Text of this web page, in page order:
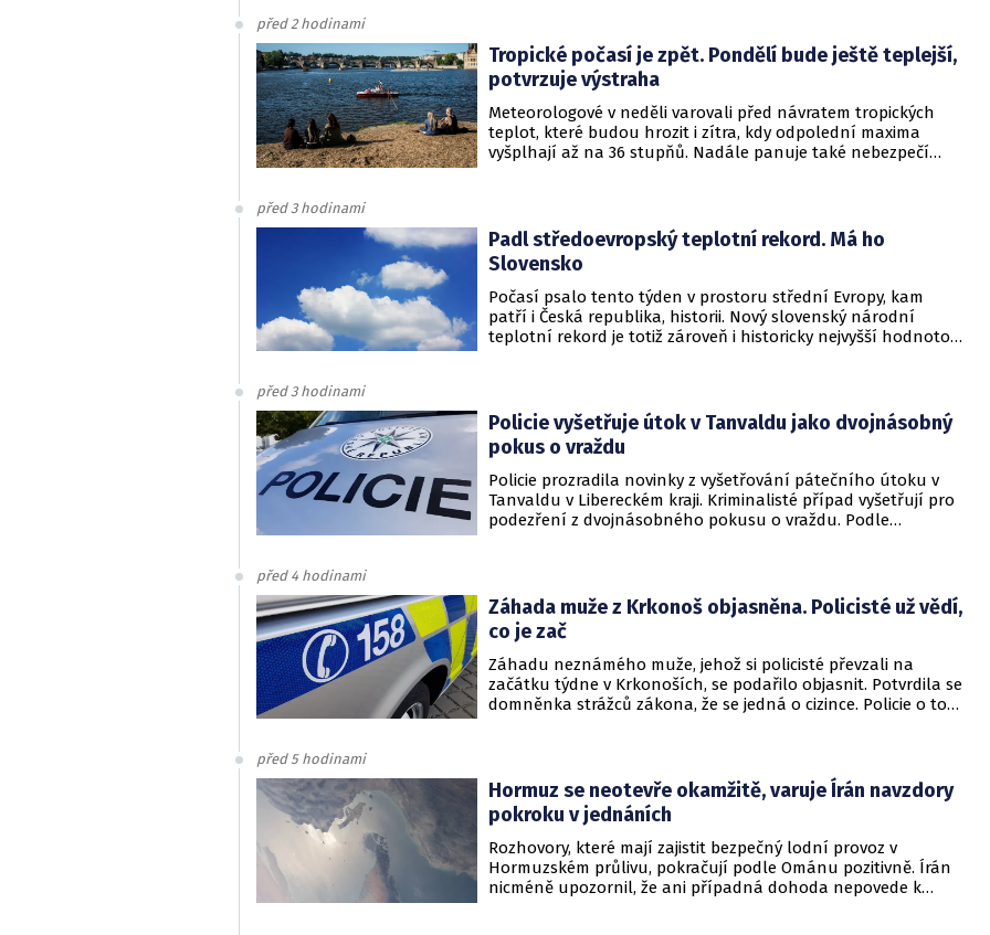
často přesahujícími 30 °C.
před 2 hodinami
Tropické počasí je zpět. Pondělí bude ještě teplejší,
potvrzuje výstraha
Meteorologové v neděli varovali před návratem tropických
teplot, které budou hrozit i zítra, kdy odpolední maxima
vyšplhají až na 36 stupňů. Nadále panuje také nebezpečí
před 3 hodinami
Padl středoevropský teplotní rekord. Má ho
Slovensko
Počasí psalo tento týden v prostoru střední Evropy, kam
patří i Česká republika, historii. Nový slovenský národní
teplotní rekord je totiž zároveň i historicky nejvyšší hodnotou
před 3 hodinami
Policie vyšetřuje útok v Tanvaldu jako dvojnásobný
pokus o vraždu
Policie prozradila novinky z vyšetřování pátečního útoku v
Tanvaldu v Libereckém kraji. Kriminalisté případ vyšetřují pro
podezření z dvojnásobného pokusu o vraždu. Podle
před 4 hodinami
Záhada muže z Krkonoš objasněna. Policisté už vědí,
co je zač
Záhadu neznámého muže, jehož si policisté převzali na
začátku týdne v Krkonoších, se podařilo objasnit. Potvrdila se
domněnka strážců zákona, že se jedná o cizince. Policie o tom
před 5 hodinami
Hormuz se neotevře okamžitě, varuje Írán navzdory
pokroku v jednáních
Rozhovory, které mají zajistit bezpečný lodní provoz v
Hormuzském průlivu, pokračují podle Ománu pozitivně. Írán
nicméně upozornil, že ani případná dohoda nepovede k